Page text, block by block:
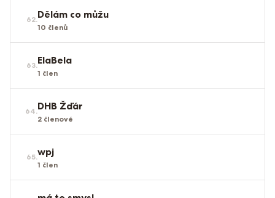
62.Dělám co můžu
10 členů
63.ElaBela
1 člen
64.DHB Žďár
2 členové
65.wpj
1 člen